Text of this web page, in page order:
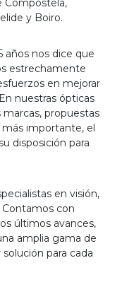
Compostela,
y Boiro.
años nos dice que
estrechamente
en mejorar
nuestras ópticas
propuestas
más importante, el
disposición para
en visión,
con
últimos avances,
amplia gama de
para cada